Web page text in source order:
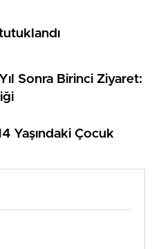
tutuklandı
Sonra Birinci Ziyaret:
Yaşındaki Çocuk